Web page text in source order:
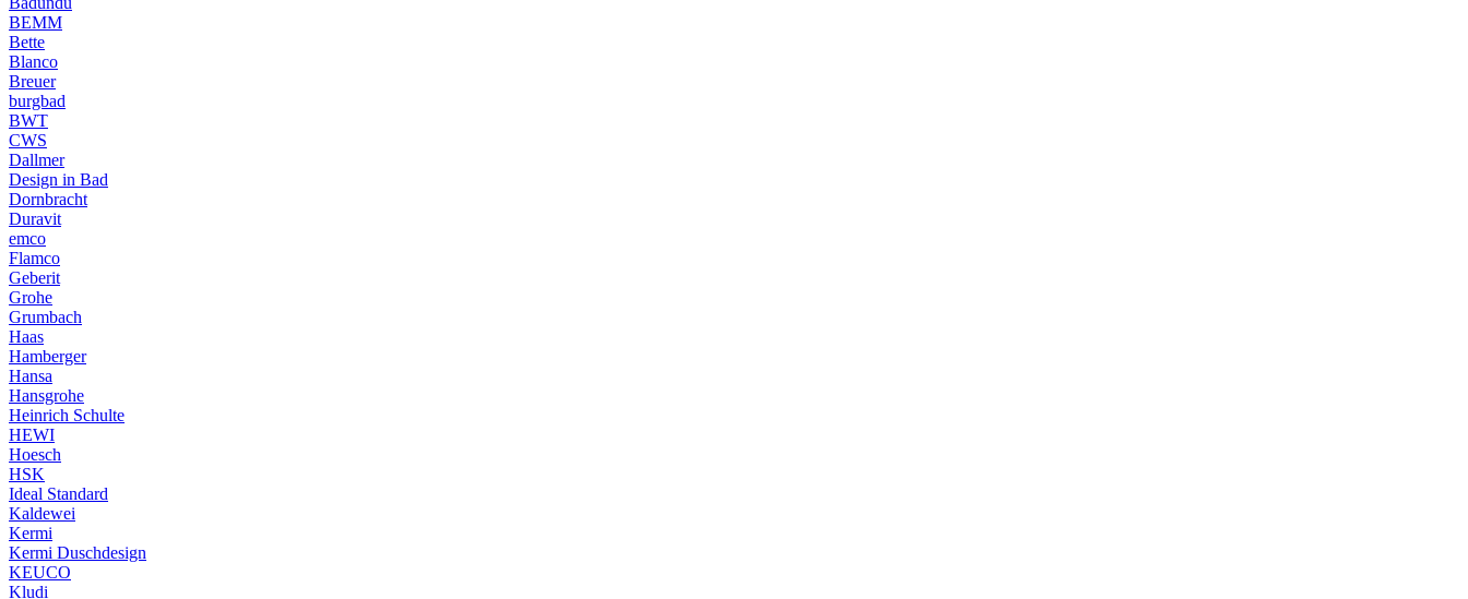
BEMM
Bette
Blanco
Breuer
burgbad
BWT
CWS
Dallmer
Design in Bad
Dornbracht
Duravit
emco
Flamco
Geberit
Grohe
Grumbach
Haas
Hamberger
Hansa
Hansgrohe
Heinrich Schulte
HEWI
Hoesch
HSK
Ideal Standard
Kaldewei
Kermi
Kermi Duschdesign
KEUCO
Kludi